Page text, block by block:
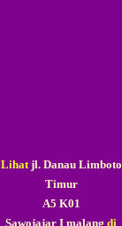
Lihatjl. Danau Limboto
Timur
A5 K01
Sawojajar I malang di